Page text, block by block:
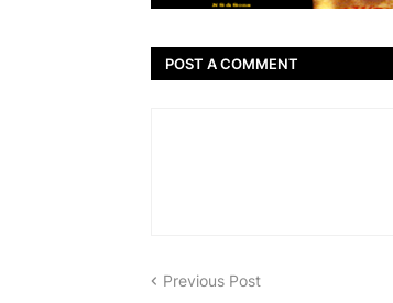
POST A COMMENT
Previous Post